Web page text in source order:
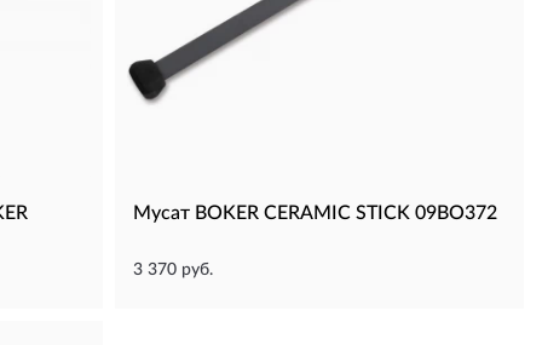
Мусат BOKER CERAMIC STICK 09BO372
3 370 руб.